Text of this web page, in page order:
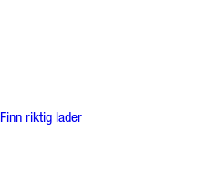
Finn riktig lader